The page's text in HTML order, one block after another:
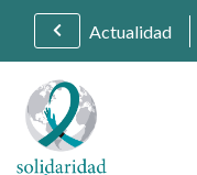
Actualidad